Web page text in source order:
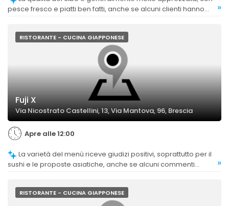
pesce fresco e piatti ben fatti, anche se alcuni clienti hanno
»
RISTORANTE - CUCINA GIAPPONESE
Fuji X
Via Nicostrato Castellini, 13, Via Mantova, 96, Brescia
Apre alle 12:00
sushi e le proposte asiatiche, anche se alcuni commenti
»
RISTORANTE - CUCINA GIAPPONESE